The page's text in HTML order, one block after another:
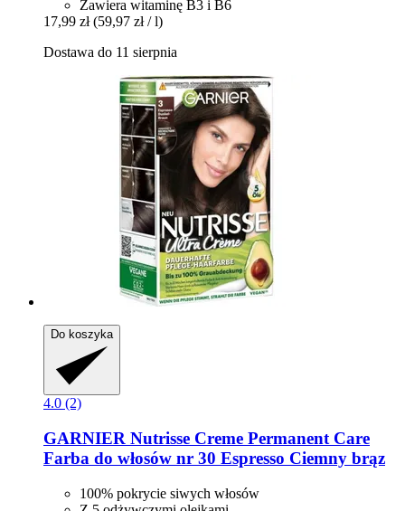
Zawiera witaminę B3 i B6
17,99 zł (59,97 zł / l)
Dostawa do 11 sierpnia
Do koszyka
4.0 (2)
GARNIER Nutrisse Creme Permanent Care
Farba do włosów nr 30 Espresso Ciemny brąz
100% pokrycie siwych włosów